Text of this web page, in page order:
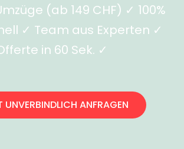
(ab 149 CHF) ✓ 100%
✓ Team aus Experten ✓
in 60 Sek. ✓
UNVERBINDLICH ANFRAGEN